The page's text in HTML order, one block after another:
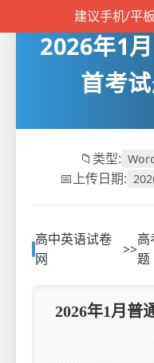
建议手机/平
2026年1
首考
📁类型:
📅上传日期:
高中英语试卷
网
>>
高
题
2026年1月普